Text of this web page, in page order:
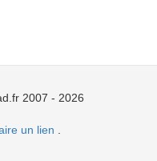
2007 - 2026
un lien